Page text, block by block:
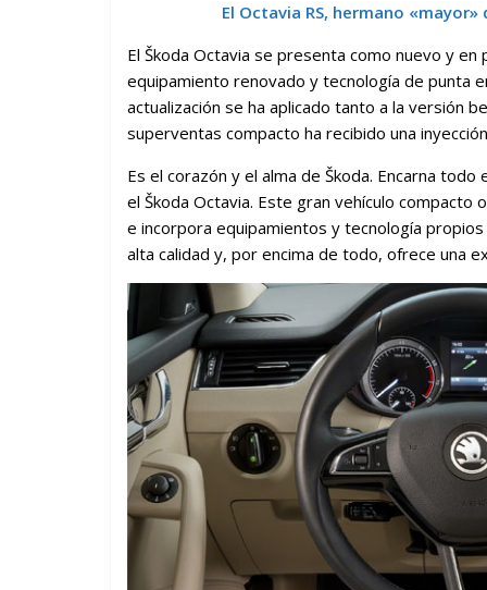
El Octavia RS, hermano
El Škoda Octavia se presenta como nuevo y
equipamiento renovado y tecnología de punta
actualización se ha aplicado tanto a la versión
superventas compacto ha recibido una
Es el corazón y el alma de Škoda. Encarna
el Škoda Octavia. Este gran vehículo
e incorpora equipamientos y tecnología
alta calidad y, por encima de todo, ofrece una